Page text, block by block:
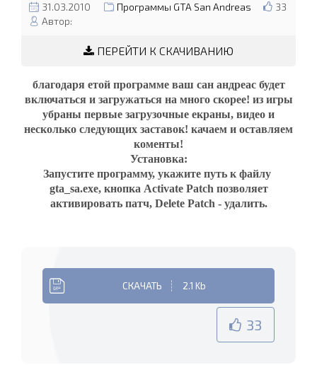
33
31.03.2010
Программы GTA San Andreas
Автор:
ПЕРЕЙТИ К СКАЧИВАНИЮ
благодаря етой программе ваш сан андреас будет
включаться и загружаться на много скорее! из игры
убраны первые загрузочные екраны, видео и
несколько следующих заставок! качаем и оставляем
коменты!
Установка:
Запустите программу, укажите путь к файлу
gta_sa.exe, кнопка Activate Patch позволяет
активировать патч, Delete Patch - удалить.
СКАЧАТЬ 2.1 Kb
33